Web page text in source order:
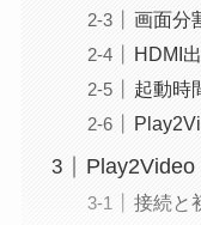
画面分
HDMI
起動時
接続と